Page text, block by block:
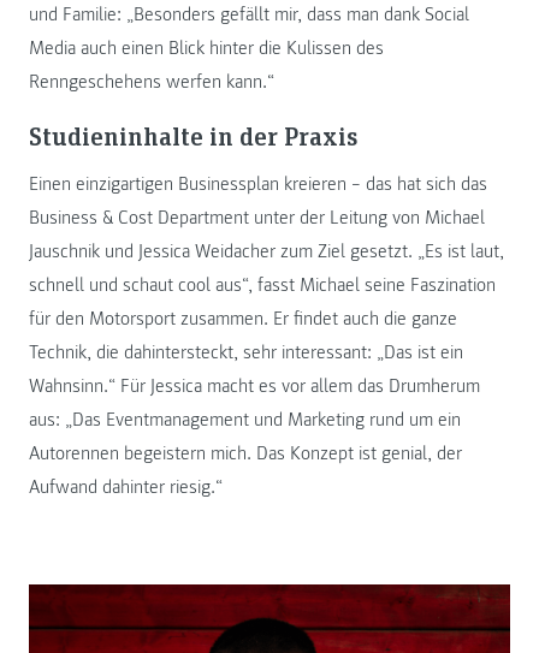
und Familie: „Besonders gefällt mir, dass man dank Social
Media auch einen Blick hinter die Kulissen des
Renngeschehens werfen kann.“
Studieninhalte in der Praxis
Einen einzigartigen Businessplan kreieren – das hat sich das
Business & Cost Department unter der Leitung von Michael
Jauschnik und Jessica Weidacher zum Ziel gesetzt. „Es ist laut,
schnell und schaut cool aus“, fasst Michael seine Faszination
für den Motorsport zusammen. Er findet auch die ganze
Technik, die dahintersteckt, sehr interessant: „Das ist ein
Wahnsinn.“ Für Jessica macht es vor allem das Drumherum
aus: „Das Eventmanagement und Marketing rund um ein
Autorennen begeistern mich. Das Konzept ist genial, der
Aufwand dahinter riesig.“